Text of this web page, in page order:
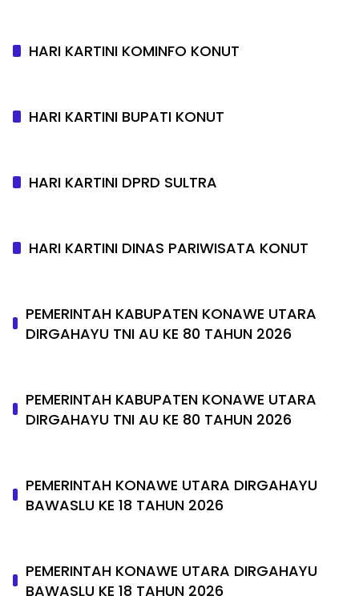
HARI KARTINI KOMINFO KONUT
HARI KARTINI BUPATI KONUT
HARI KARTINI DPRD SULTRA
HARI KARTINI DINAS PARIWISATA KONUT
PEMERINTAH KABUPATEN KONAWE UTARA
DIRGAHAYU TNI AU KE 80 TAHUN 2026
PEMERINTAH KABUPATEN KONAWE UTARA
DIRGAHAYU TNI AU KE 80 TAHUN 2026
PEMERINTAH KONAWE UTARA DIRGAHAYU
BAWASLU KE 18 TAHUN 2026
PEMERINTAH KONAWE UTARA DIRGAHAYU
BAWASLU KE 18 TAHUN 2026